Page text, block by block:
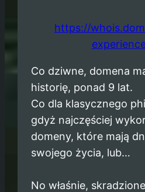
https://
Co dziwne, domena
historię, ponad 9 lat.
Co dla klasycznego
gdyż najczęściej
domeny, które mają
swojego życia, lub…
No właśnie,